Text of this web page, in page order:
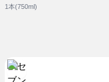
1本(750ml)